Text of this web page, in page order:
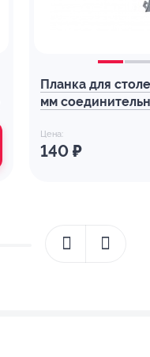
Планка для
мм
Цена:
140 ₽